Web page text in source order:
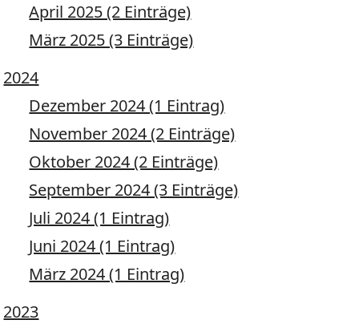
April 2025 (2 Einträge)
März 2025 (3 Einträge)
2024
Dezember 2024 (1 Eintrag)
November 2024 (2 Einträge)
Oktober 2024 (2 Einträge)
September 2024 (3 Einträge)
Juli 2024 (1 Eintrag)
Juni 2024 (1 Eintrag)
März 2024 (1 Eintrag)
2023